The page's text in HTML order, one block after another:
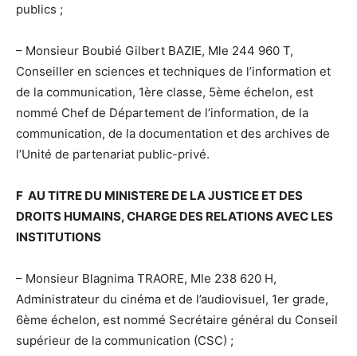
publics ;
– Monsieur Boubié Gilbert BAZIE, Mle 244 960 T,
Conseiller en sciences et techniques de l’information et
de la communication, 1ère classe, 5ème échelon, est
nommé Chef de Département de l’information, de la
communication, de la documentation et des archives de
l’Unité de partenariat public-privé.
F AU TITRE DU MINISTERE DE LA JUSTICE ET DES
DROITS HUMAINS, CHARGE DES RELATIONS AVEC LES
INSTITUTIONS
– Monsieur Blagnima TRAORE, Mle 238 620 H,
Administrateur du cinéma et de l’audiovisuel, 1er grade,
6ème échelon, est nommé Secrétaire général du Conseil
supérieur de la communication (CSC) ;